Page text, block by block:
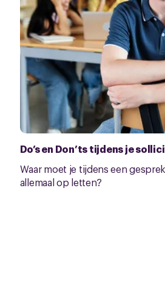
Do’s en Don’ts tijdens je
Waar moet je tijdens een
allemaal op letten?